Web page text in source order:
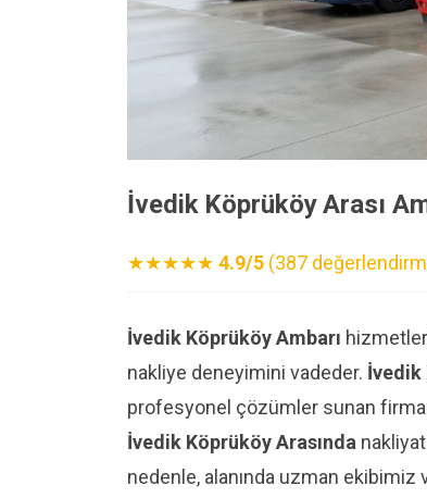
İvedik Köprüköy Arası
★★★★★ 4.9/5 (387
İvedik Köprüköy Ambarı
nakliye deneyimini vadeder. İvedik
profesyonel çözümler sunan
İvedik Köprüköy Arasında
nedenle, alanında uzman ekibimiz